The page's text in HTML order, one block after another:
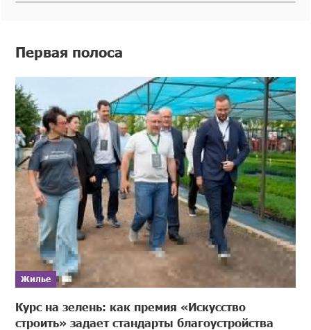
Первая полоса
Жилье
Курс на зелень: как премия «Искусство
строить» задает стандарты благоустройства